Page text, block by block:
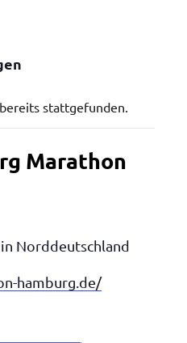
stattgefunden.
Marathon
Norddeutschland
hamburg.de/